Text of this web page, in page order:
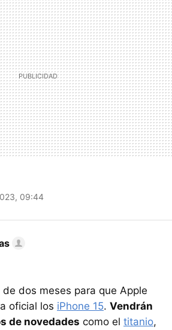
MAIL
09:44
dos meses para que Apple
oficial los iPhone 15. Vendrán
de novedades como el titanio,